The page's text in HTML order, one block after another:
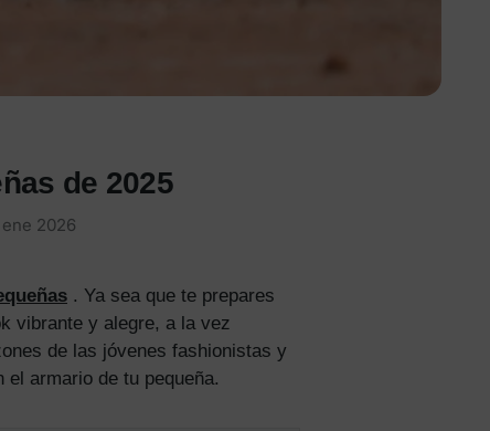
de 2025
2026
. Ya sea que te prepares
vibrante y alegre, a la vez
de las jóvenes fashionistas y
armario de tu pequeña.